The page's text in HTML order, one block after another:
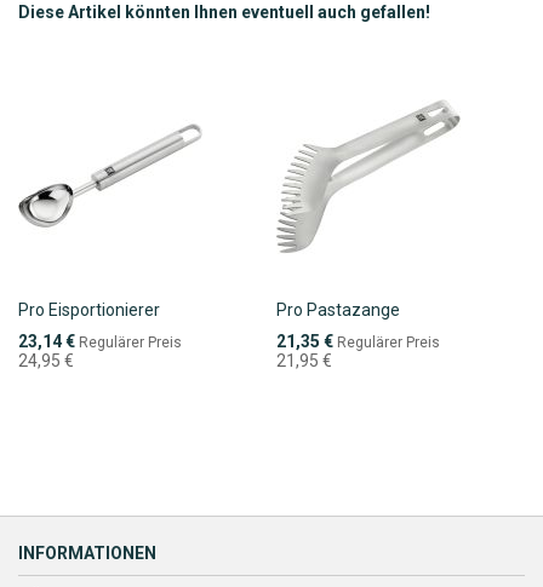
Diese Artikel könnten Ihnen eventuell auch gefallen!
Pro Eisportionierer
Sonderpreis
23,14 € Regulärer Preis
24,95 €
Pro Pastazange
Sonderpreis
21,35 € Regulärer Preis
21,95 €
INFORMATIONEN